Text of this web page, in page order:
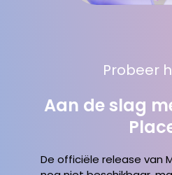
Probeer
Aan de slag
De officiële release van